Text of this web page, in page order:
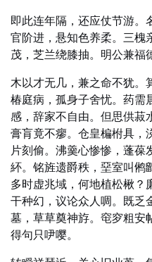
即此连年隔，还应仗节游。
官阶进，悬知色养柔。三槐
茂，芝兰绕膝抽。明公兼福
木以才无几，兼之命不犹。
椿庭病，孤身子舍忧。药需
感，辞家不自由。但思供菽
膏肓竟不瘳。仓皇楄柎具，
片刻偷。沸羹心惨惨，蓬葆
紑。铭旌遗爵秩，堊室叫鸺
多时虚兆域，何地植松楸？
干种幻，议论众人啁。既乏
墓，草草奠神斿。窀穸粗安
得句只吚嘤。